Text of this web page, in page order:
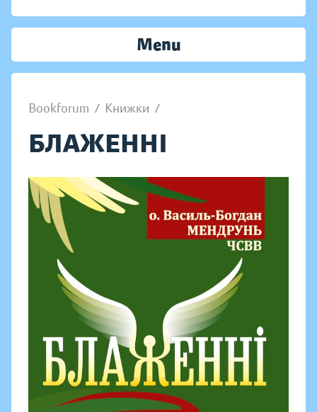
Menu
Bookforum / Книжки /
БЛАЖЕННІ